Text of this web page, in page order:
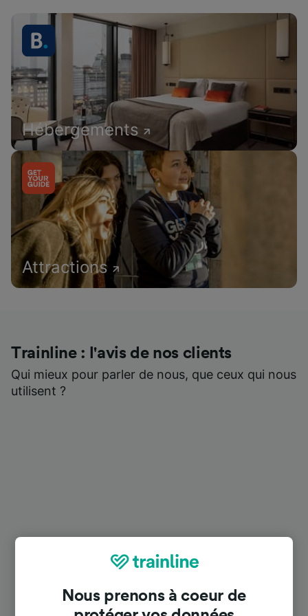
Hébergements
Attractions
Trainline : l'avis de nos clients
Qui mieux pour parler de nous, que ceux qui nous
utilisent ?
Nous prenons à coeur de